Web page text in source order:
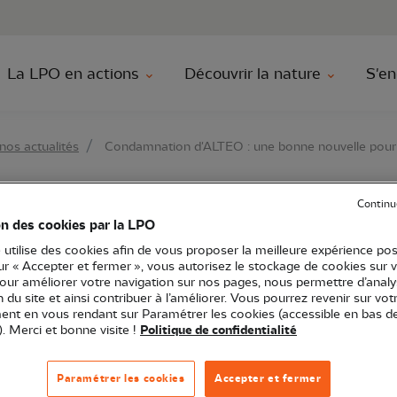
Aller à la
La LPO en actions Découvrir la nature
actualités Condamnation d'ALTEO : une bonne nouvelle
d'ALTEO : une
Communiqué de presse
des cookies par la LPO
des cookies afin de vous proposer la meilleure expérience
« Accepter et fermer », vous autorisez le stockage de cookies sur
améliorer votre navigation sur nos pages, nous permettre
du site et ainsi contribuer à l’améliorer. Vous pourrez revenir sur
en vous rendant sur Paramétrer les cookies (accessible en bas
Merci et bonne visite ! Politique de confidentialité
Accepter et fermer
Paramétrer les cookies